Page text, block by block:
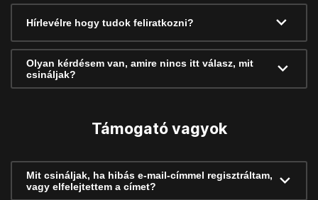
Hírlevélre hogy tudok feliratkozni?
Olyan kérdésem van, amire nincs itt válasz, mit
csináljak?
Támogató vagyok
Mit csináljak, ha hibás e-mail-címmel regisztráltam,
vagy elfelejtettem a címet?